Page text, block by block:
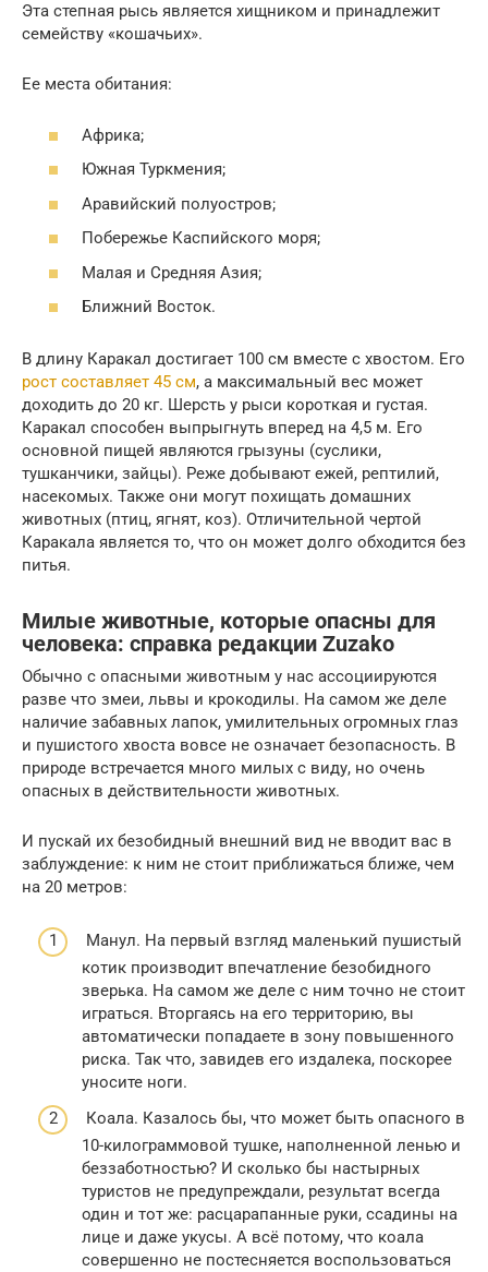
Эта степная рысь является хищником и принадлежит
семейству «кошачьих».
Ее места обитания:
Африка;
Южная Туркмения;
Аравийский полуостров;
Побережье Каспийского моря;
Малая и Средняя Азия;
Ближний Восток.
В длину Каракал достигает 100 см вместе с хвостом. Его
рост составляет 45 см, а максимальный вес может
доходить до 20 кг. Шерсть у рыси короткая и густая.
Каракал способен выпрыгнуть вперед на 4,5 м. Его
основной пищей являются грызуны (суслики,
тушканчики, зайцы). Реже добывают ежей, рептилий,
насекомых. Также они могут похищать домашних
животных (птиц, ягнят, коз). Отличительной чертой
Каракала является то, что он может долго обходится без
питья.
Милые животные, которые опасны для
человека: справка редакции Zuzako
Обычно с опасными животным у нас ассоциируются
разве что змеи, львы и крокодилы. На самом же деле
наличие забавных лапок, умилительных огромных глаз
и пушистого хвоста вовсе не означает безопасность. В
природе встречается много милых с виду, но очень
опасных в действительности животных.
И пускай их безобидный внешний вид не вводит вас в
заблуждение: к ним не стоит приближаться ближе, чем
на 20 метров:
Манул. На первый взгляд маленький пушистый
котик производит впечатление безобидного
зверька. На самом же деле с ним точно не стоит
играться. Вторгаясь на его территорию, вы
автоматически попадаете в зону повышенного
риска. Так что, завидев его издалека, поскорее
уносите ноги.
Коала. Казалось бы, что может быть опасного в
10-килограммовой тушке, наполненной ленью и
беззаботностью? И сколько бы настырных
туристов не предупреждали, результат всегда
один и тот же: расцарапанные руки, ссадины на
лице и даже укусы. А всё потому, что коала
совершенно не постесняется воспользоваться